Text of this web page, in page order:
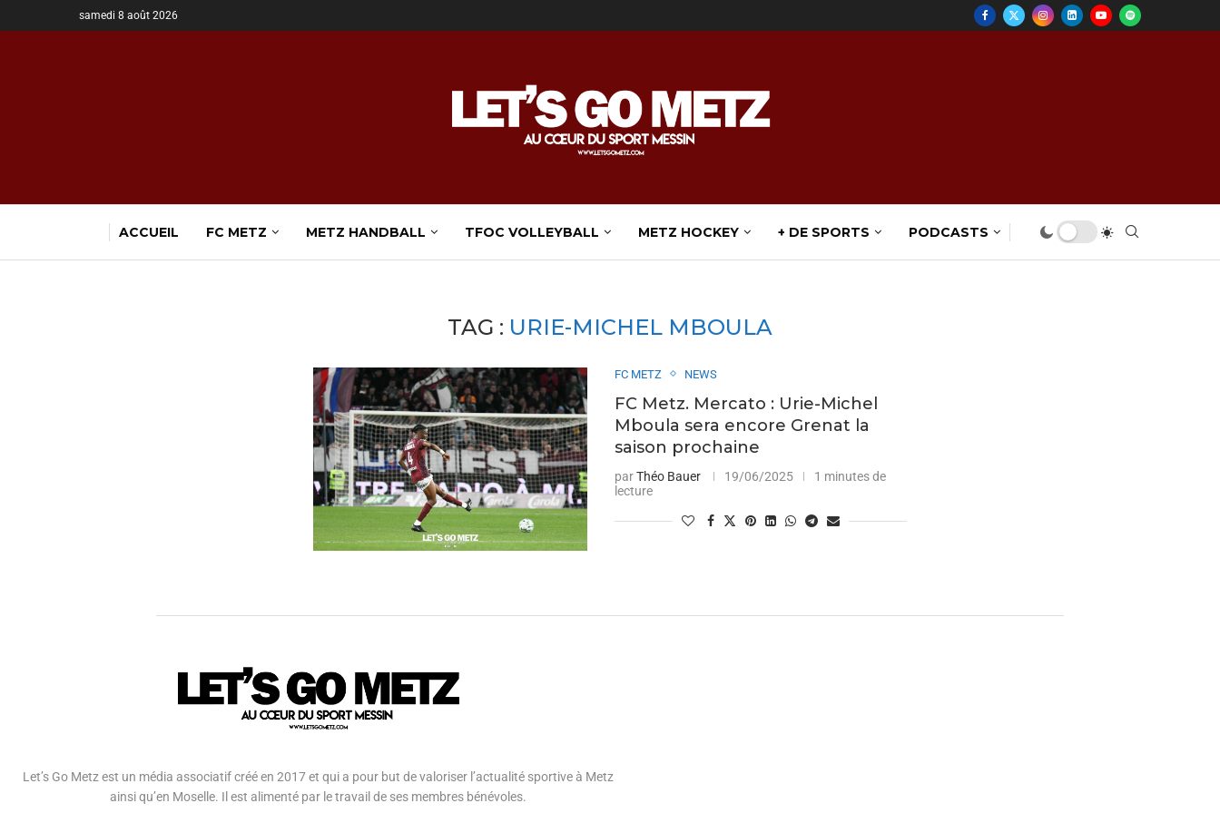
samedi 8 août 2026
ACCUEIL FC METZ METZ HANDBALL TFOC VOLLEYBALL METZ HOCKEY + DE SPORTS PODCASTS
TAG : URIE-MICHEL MBOULA
FC METZ NEWS
FC Metz. Mercato : Urie-Michel
Mboula sera encore Grenat la
saison prochaine
parThéo Bauer 19/06/2025
1 minutes de
lecture
Let’s Go Metz est un média associatif créé en 2017 et qui a pour but de valoriser l’actualité sportive à Metz
ainsi qu’en Moselle. Il est alimenté par le travail de ses membres bénévoles.